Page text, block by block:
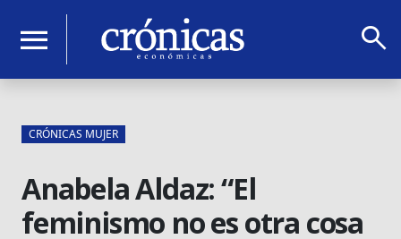
menu search
CRÓNICAS MUJER
Anabela Aldaz: “El
feminismo no es otra cosa